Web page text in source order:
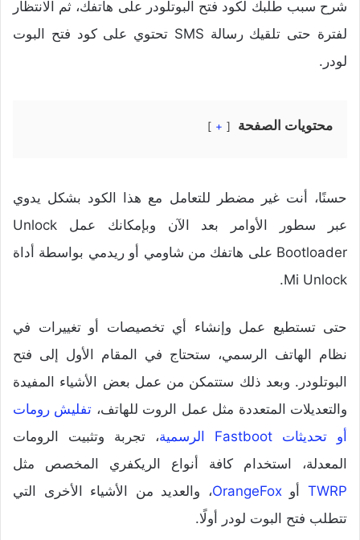
شرح سبب طلبك لكود فتح البوتلودر على هاتفك، ثم الانتظار
لفترة حتى تلقيك رسالة SMS تحتوي على كود فتح البوت
لودر.
محتويات الصفحة +
حسنًا، أنت غير مضطر للتعامل مع هذا الكود بشكل يدوي
عبر سطور الأوامر بعد الآن وبإمكانك عمل Unlock
Bootloader على هاتفك من شاومي أو ريدمي بواسطة أداة
Mi Unlock.
حتى تستطيع عمل وإنشاء أي تخصيصات أو تغييرات في
نظام الهاتف الرسمي، ستحتاج في المقام الأول إلى فتح
البوتلودر. وبعد ذلك ستتمكن من عمل بعض الأشياء المفيدة
والتعديلات المتعددة مثل عمل الروت للهاتف، تفليش رومات
أو تحديثات Fastboot الرسمية
، تجربة وتثبيت الرومات
المعدلة، استخدام كافة أنواع الريكفري المخصص مثل
TWRPأوOrangeFox، والعديد من الأشياء الأخرى التي
تتطلب فتح البوت لودر أولًا.